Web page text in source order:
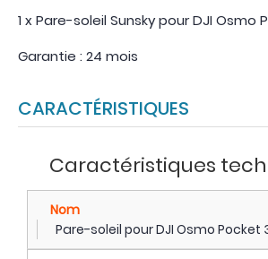
1 x Pare-soleil Sunsky pour DJI Osmo
Garantie : 24 mois
CARACTÉRISTIQUES
Caractéristiques
Nom
Pare-soleil pour DJI Osmo Pocket